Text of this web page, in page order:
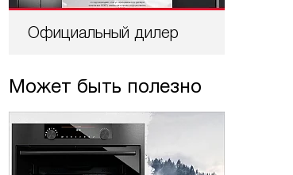
Официальный дилер
Может быть полезно